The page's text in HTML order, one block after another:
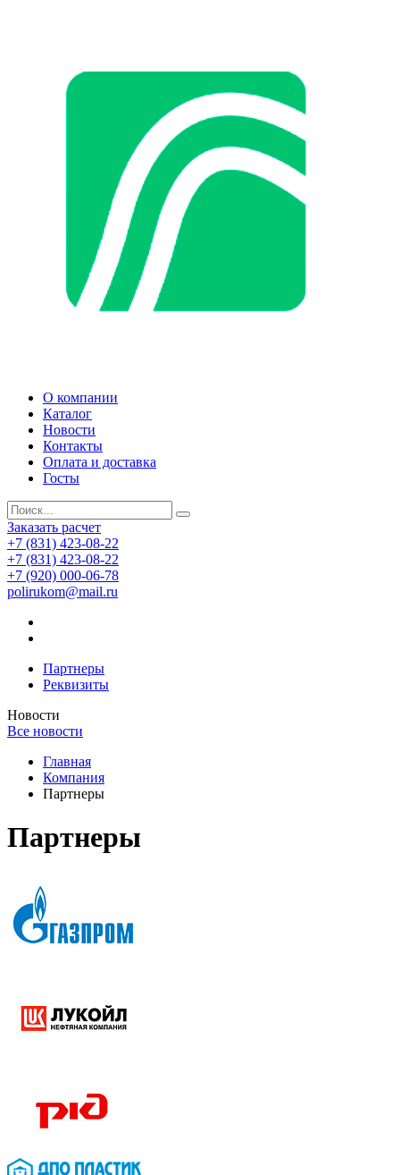
О компании
Каталог
Новости
Контакты
Оплата и доставка
Госты
Заказать расчет
+7 (831) 423-08-22
+7 (831) 423-08-22
+7 (920) 000-06-78
polirukom@mail.ru
Партнеры
Реквизиты
Новости
Все новости
Главная
Компания
Партнеры
Партнеры